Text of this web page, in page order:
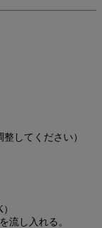
してください）
流し入れる。